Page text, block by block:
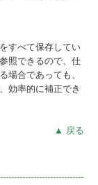
すべて保存してい
照できるので、仕
場合であっても、
効率的に補正でき
▲ 戻る